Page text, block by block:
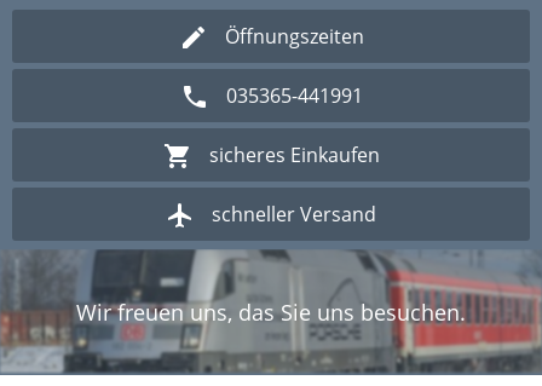
Öffnungszeiten
035365-441991
sicheres Einkaufen
schneller Versand
Wir freuen uns, das Sie uns besuchen.
Herzlich Willkommen im Onlineshop
Modellbahn - Eck Kloppe.
Wir freuen uns, das Sie uns besuchen.
Herzlich Willkommen im Onlineshop
Modellbahn - Eck Kloppe.